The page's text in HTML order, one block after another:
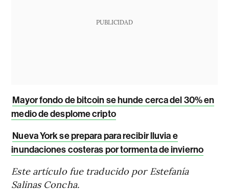
PUBLICIDAD
Mayor fondo de bitcoin se hunde cerca del 30% en
medio de desplome cripto
Nueva York se prepara para recibir lluvia e
inundaciones costeras por tormenta de invierno
Este artículo fue traducido por Estefanía
Salinas Concha.